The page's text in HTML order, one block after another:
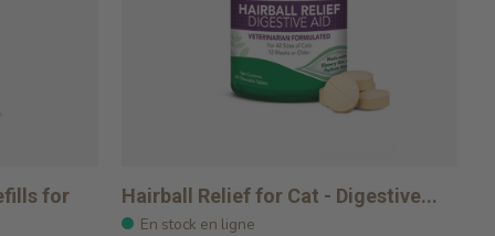
for Hairball Relief for Cat - Digestive...
En stock en ligne